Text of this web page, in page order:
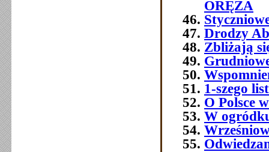
ORĘŻA
Drodzy
Zbliżają
1-szego
O Polsce
W